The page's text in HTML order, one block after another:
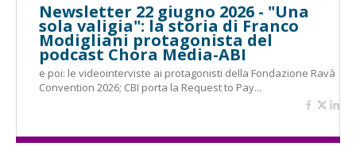
Newsletter 22 giugno 2026 - "Una
sola valigia": la storia di Franco
Modigliani protagonista del
podcast Chora Media-ABI
e poi: le videointerviste ai protagonisti della Fondazione Ravà
Convention 2026; CBI porta la Request to Pay...